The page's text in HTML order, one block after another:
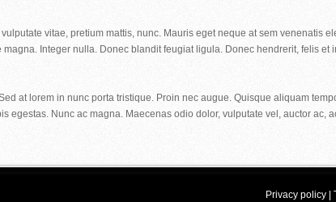
vitae, pretium mattis, nunc. Mauris eget neque at sem venenatis
Integer nulla. Donec blandit feugiat ligula. Donec hendrerit, felis et
at lorem in nunc porta tristique. Proin nec augue. Quisque aliquam
egestas. Nunc ac magna. Maecenas odio dolor, vulputate vel, auctor ac,
Privacy policy